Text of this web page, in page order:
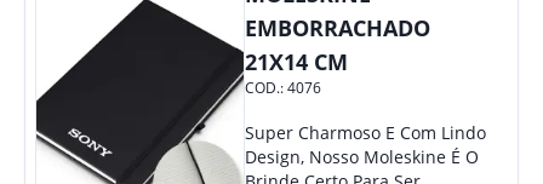
EMBORRACHADO
21X14 CM
COD.:4076
Super Charmoso E Com Lindo
Design, Nosso Moleskine É O